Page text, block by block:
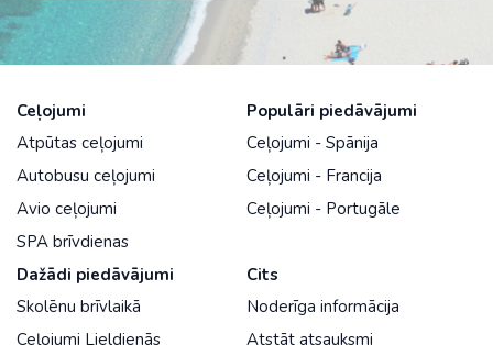
Ceļojumi
Atpūtas ceļojumi
Autobusu ceļojumi
Avio ceļojumi
SPA brīvdienas
Populāri piedāvājumi
Ceļojumi - Spānija
Ceļojumi - Francija
Ceļojumi - Portugāle
Dažādi piedāvājumi
Skolēnu brīvlaikā
Ceļojumi Lieldienās
Cits
Noderīga informācija
Atstāt atsauksmi